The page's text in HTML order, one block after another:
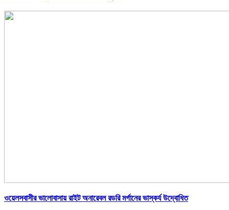
ওয়েলসবাসীর ভালোবাসায় রাইট অনারেবল রডরি মর্গানের ভাস্কর্য উদ্বোধিত